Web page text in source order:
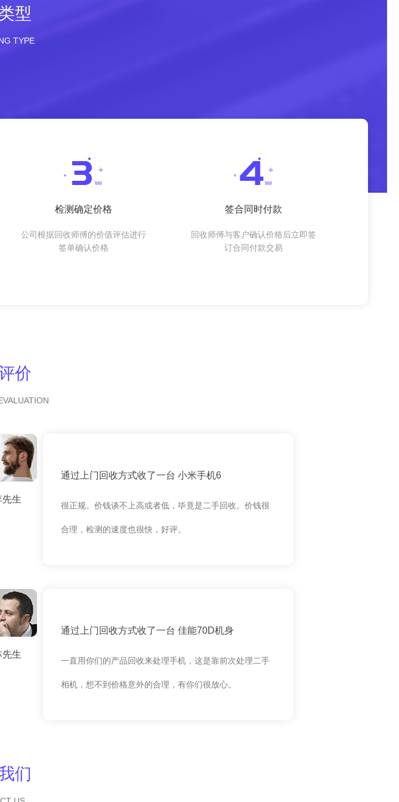
型
TYPE
检测确定价格
公司根据回收师傅的价值评估进行
签单确认价格
签合同时付款
回收师傅与客户确认价格后立即签
订合同付款交易
价
先生
通过上门回收方式收了一台 小米手机6
很正规。价钱谈不上高或者低，毕竟是二手回收。价钱很
合理，检测的速度也很快，好评。
先生
通过上门回收方式收了一台 佳能70D机身
一直用你们的产品回收来处理手机，这是靠前次处理二手
相机，想不到价格意外的合理，有你们很放心。
们